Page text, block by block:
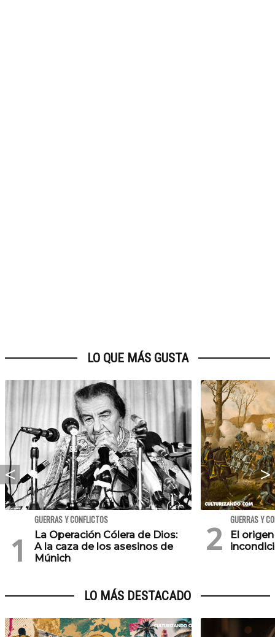
LO QUE MÁS GUSTA
GUERRAS Y CONFLICTOS
La Operación Cólera de Dios:
A la caza de los asesinos de
Múnich
GUERRAS Y
El
LO MÁS DESTACADO